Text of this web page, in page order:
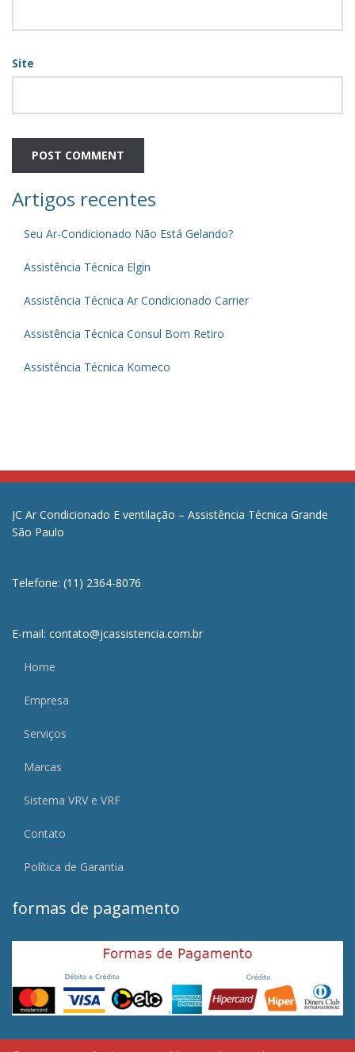
Site
Artigos recentes
Seu Ar-Condicionado Não Está Gelando?
Assistência Técnica Elgin
Assistência Técnica Ar Condicionado Carrier
Assistência Técnica Consul Bom Retiro
Assistência Técnica Komeco
JC Ar Condicionado E ventilação – Assistência Técnica Grande
São Paulo
Telefone: (11) 2364-8076
E-mail: contato@jcassistencia.com.br
Home
Empresa
Serviços
Marcas
Sistema VRV e VRF
Contato
Política de Garantia
formas de pagamento